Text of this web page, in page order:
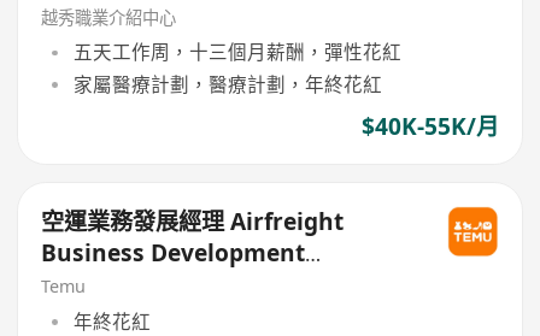
越秀職業介紹中心
五天工作周，十三個月薪酬，彈性花紅
家屬醫療計劃，醫療計劃，年終花紅
$40K-55K/月
空運業務發展經理 Airfreight
Business Development
Manager
Temu
年終花紅